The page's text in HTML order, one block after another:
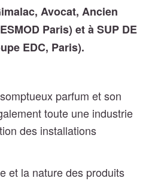
Avocat, Ancien
Paris) et à SUP DE
EDC, Paris).
parfum et son
toute une industrie
des installations
et la nature des produits